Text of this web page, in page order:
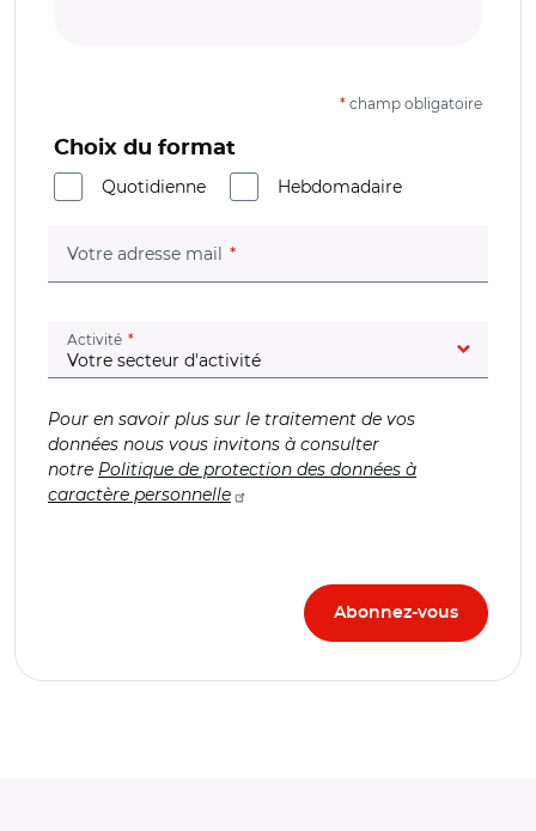
* champ obligatoire
Choix du format
Quotidienne
Hebdomadaire
Votre adresse mail (champ obligatoire)
Activité (champ obligatoire)
Pour en savoir plus sur le traitement de vos
données nous vous invitons à consulter
notre Politique de protection des données à
caractère personnelle